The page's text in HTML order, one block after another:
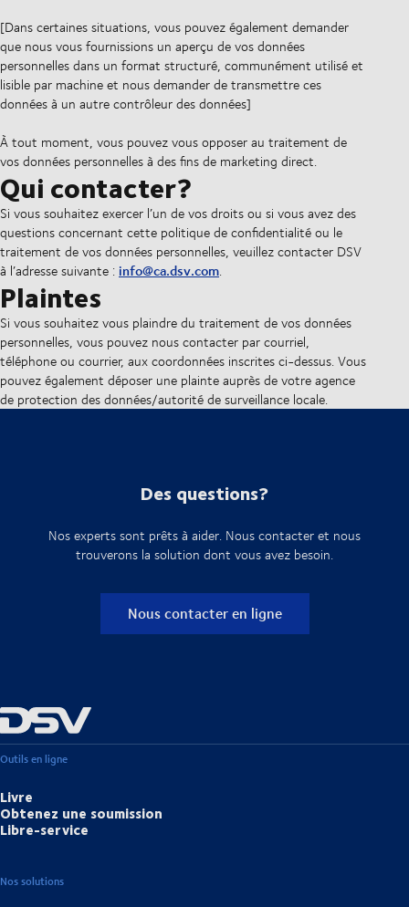
[Dans certaines situations, vous pouvez également demander
que nous vous fournissions un aperçu de vos données
personnelles dans un format structuré, communément utilisé et
lisible par machine et nous demander de transmettre ces
données à un autre contrôleur des données]
À tout moment, vous pouvez vous opposer au traitement de
vos données personnelles à des fins de marketing direct.
Qui contacter?
Si vous souhaitez exercer l’un de vos droits ou si vous avez des
questions concernant cette politique de confidentialité ou le
traitement de vos données personnelles, veuillez contacter DSV
à l’adresse suivante : info@ca.dsv.com.
Plaintes
Si vous souhaitez vous plaindre du traitement de vos données
personnelles, vous pouvez nous contacter par courriel,
téléphone ou courrier, aux coordonnées inscrites ci-dessus. Vous
pouvez également déposer une plainte auprès de votre agence
de protection des données/autorité de surveillance locale.
Des questions?
Nos experts sont prêts à aider. Nous contacter et nous
trouverons la solution dont vous avez besoin.
Nous contacter en ligne
Outils en ligne
Livre
Obtenez une soumission
Libre-service
Nos solutions